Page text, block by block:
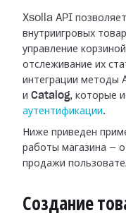
Xsolla API
внутриигровых
управление
отслеживание их
интеграции методы
и Catalog, которые
аутентификации.
Ниже приведен
работы магазина —
продажи
Создание